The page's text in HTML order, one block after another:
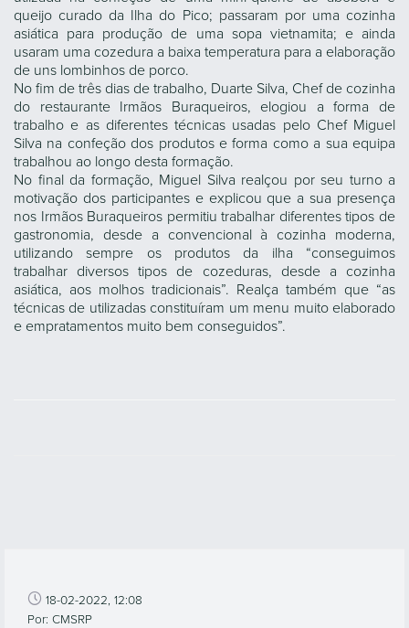
queijo curado da Ilha do Pico; passaram por uma cozinha
asiática para produção de uma sopa vietnamita; e ainda
usaram uma cozedura a baixa temperatura para a elaboração
de uns lombinhos de porco.
No fim de três dias de trabalho, Duarte Silva, Chef de cozinha
do restaurante Irmãos Buraqueiros, elogiou a forma de
trabalho e as diferentes técnicas usadas pelo Chef Miguel
Silva na confeção dos produtos e forma como a sua equipa
trabalhou ao longo desta formação.
No final da formação, Miguel Silva realçou por seu turno a
motivação dos participantes e explicou que a sua presença
nos Irmãos Buraqueiros permitiu trabalhar diferentes tipos de
gastronomia, desde a convencional à cozinha moderna,
utilizando sempre os produtos da ilha “conseguimos
trabalhar diversos tipos de cozeduras, desde a cozinha
asiática, aos molhos tradicionais”. Realça também que “as
técnicas de utilizadas constituíram um menu muito elaborado
e empratamentos muito bem conseguidos”.
18-02-2022, 12:08
Por: CMSRP